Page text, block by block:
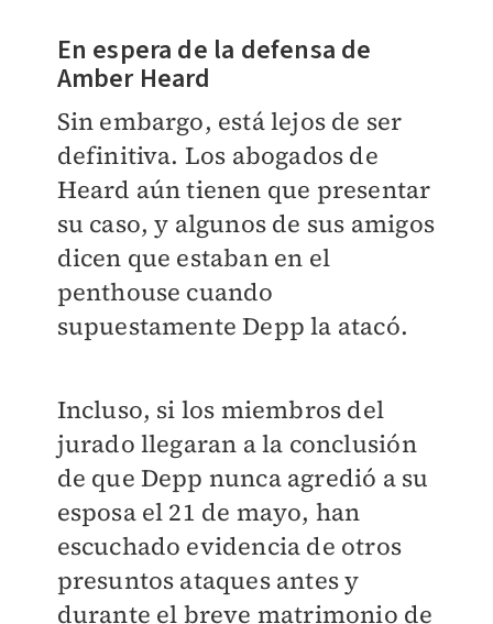
En espera de la defensa de
Amber Heard
Sin embargo, está lejos de ser
definitiva. Los abogados de
Heard aún tienen que presentar
su caso, y algunos de sus amigos
dicen que estaban en el
penthouse cuando
supuestamente Depp la atacó.
Incluso, si los miembros del
jurado llegaran a la conclusión
de que Depp nunca agredió a su
esposa el 21 de mayo, han
escuchado evidencia de otros
presuntos ataques antes y
durante el breve matrimonio de